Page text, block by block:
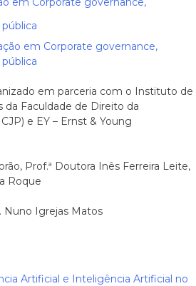
em parceria com o Instituto de
da Faculdade de Direito da
e EY – Ernst & Young
Prof.ª Doutora Inês Ferreira Leite,
Roque
Nuno Igrejas Matos
Artificial e Inteligência Artificial no